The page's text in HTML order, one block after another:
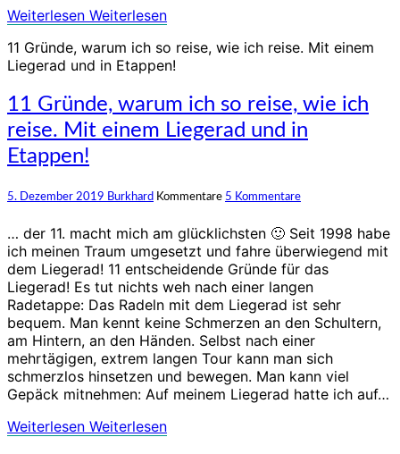
Weiterlesen Weiterlesen
11 Gründe, warum ich so reise, wie ich reise. Mit einem
Liegerad und in Etappen!
11 Gründe, warum ich so reise, wie ich
reise. Mit einem Liegerad und in
Etappen!
5. Dezember 2019 Burkhard Kommentare 5 Kommentare
… der 11. macht mich am glücklichsten 🙂 Seit 1998 habe
ich meinen Traum umgesetzt und fahre überwiegend mit
dem Liegerad! 11 entscheidende Gründe für das
Liegerad! Es tut nichts weh nach einer langen
Radetappe: Das Radeln mit dem Liegerad ist sehr
bequem. Man kennt keine Schmerzen an den Schultern,
am Hintern, an den Händen. Selbst nach einer
mehrtägigen, extrem langen Tour kann man sich
schmerzlos hinsetzen und bewegen. Man kann viel
Gepäck mitnehmen: Auf meinem Liegerad hatte ich auf…
Weiterlesen Weiterlesen